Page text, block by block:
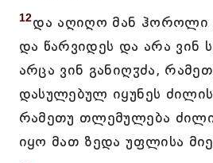
12და აღიღო მან ჰოროლი
და წარვიდეს და არა ვინ
არცა ვინ განიღჳძა,
დასულებულ იყუნეს
რამეთუ თლემულება
იყო მათ ზედა უფლისა